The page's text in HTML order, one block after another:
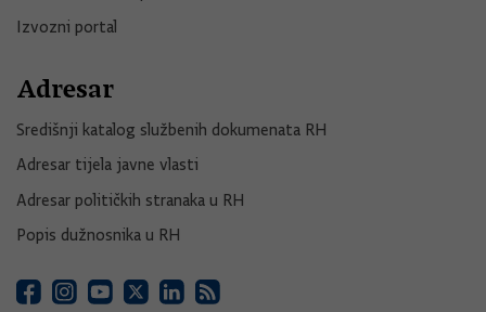
Izvozni portal
Adresar
Središnji katalog službenih dokumenata RH
Adresar tijela javne vlasti
Adresar političkih stranaka u RH
Popis dužnosnika u RH